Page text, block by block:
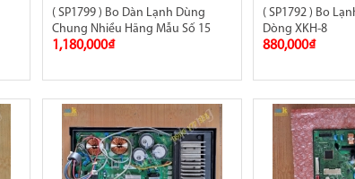
( SP1799 ) Bo Dàn Lạnh Dùng
Chung Nhiều Hãng Mẫu Số 15
1,180,000₫
( SP1792 ) Bo
Dòng XKH-8
880,000₫